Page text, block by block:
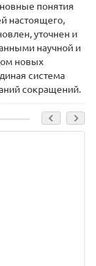
понятия
настоящего,
уточнен и
научной и
новых
система
сокращений.